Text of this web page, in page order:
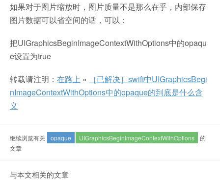
如果对于图片缩放时，图片质量不是那么在乎，内部保存
图片数据可以省空间的话，可以：
把UIGraphicsBeginImageContextWithOptions中的opaqu
e设置为true
转载请注明： 在路上 »
［已解决］swift中UIGraphicsBegi
nImageContextWithOptions中的opaque的到底是什么含
义
继续浏览有关 opaque UIGraphicsBeginImageContextWithOptions
的
文章
与本文相关的文章